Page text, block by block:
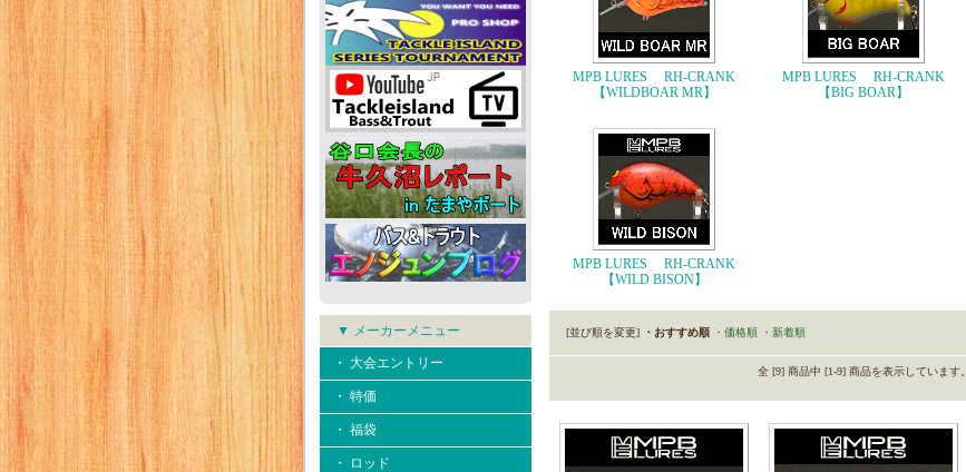
▼ メーカーメニュー
・ 大会エントリー
・ 特価
・ 福袋
・ ロッド
MPB LURES RH-CRANK
【WILDBOAR MR】
MPB LURES RH-CRANK
【BIG BOAR】
MPB LURES RH-CRANK
【WILD BISON】
[並び順を変更] ・おすすめ順 ・価格順 ・新着順
全 [9] 商品中 [1-9] 商品を表示しています。